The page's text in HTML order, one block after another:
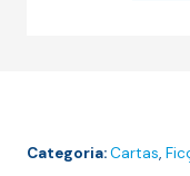
Categoria:Cartas,